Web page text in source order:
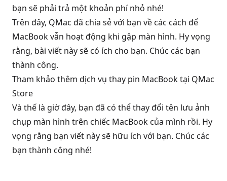
bạn sẽ phải trả một khoản phí nhỏ nhé!
Trên đây, QMac đã chia sẻ với bạn về các cách để
MacBook vẫn hoạt động khi gập màn hình. Hy vọng
rằng, bài viết này sẽ có ích cho bạn. Chúc các bạn
thành công.
Tham khảo thêm dịch vụ thay pin MacBooktại QMac
Store
Và thế là giờ đây, bạn đã có thể thay đổi tên lưu ảnh
chụp màn hình trên chiếc MacBook của mình rồi. Hy
vọng rằng bạn viết này sẽ hữu ích với bạn. Chúc các
bạn thành công nhé!